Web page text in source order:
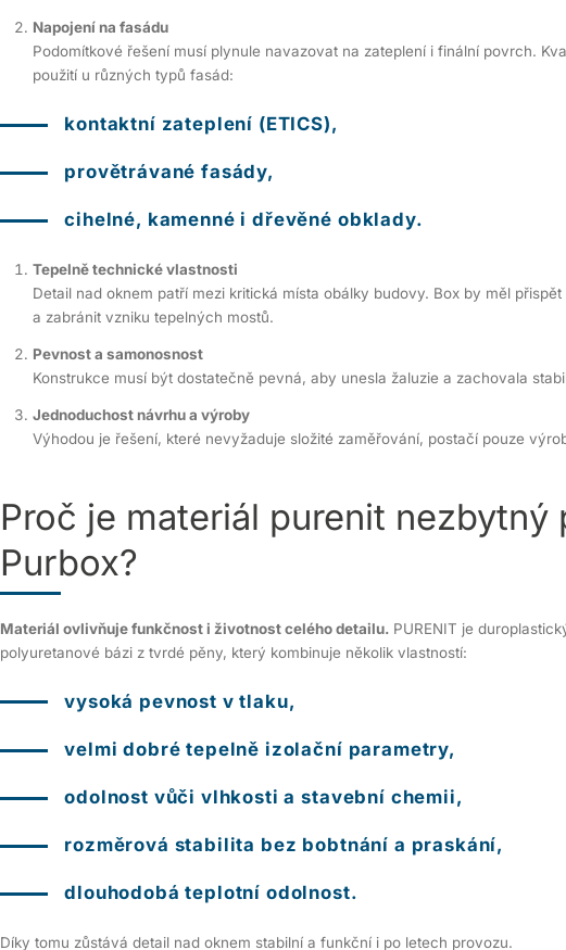
Napojení na fasádu
Podomítkové řešení musí plynule navazovat na zateplení i finální povrch.
použití u různých typů fasád:
kontaktní zateplení (ETICS),
provětrávané fasády,
cihelné, kamenné i dřevěné obklady.
Tepelně technické vlastnosti
Detail nad oknem patří mezi kritická místa obálky budovy. Box by měl
a zabránit vzniku tepelných mostů.
Pevnost a samonosnost
Konstrukce musí být dostatečně pevná, aby unesla žaluzie a zachovala
Jednoduchost návrhu a výroby
Výhodou je řešení, které nevyžaduje složité zaměřování, postačí pouze
Proč je materiál purenit nezbytný
Purbox?
Materiál ovlivňuje funkčnost i životnost celého detailu. PURENIT je
polyuretanové bázi z tvrdé pěny, který kombinuje několik vlastností:
vysoká pevnost v tlaku,
velmi dobré tepelně izolační parametry,
odolnost vůči vlhkosti a stavební chemii,
rozměrová stabilita bez bobtnání a praskání,
dlouhodobá teplotní odolnost.
Díky tomu zůstává detail nad oknem stabilní a funkční i po letech provozu.